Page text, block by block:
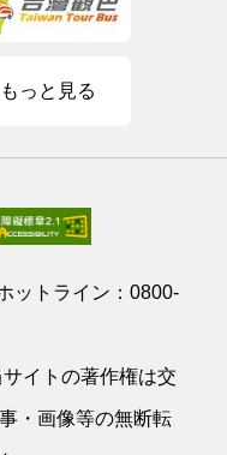
もっと見る
ットライン： 0800-
イトの著作権は交
・画像等の無断転